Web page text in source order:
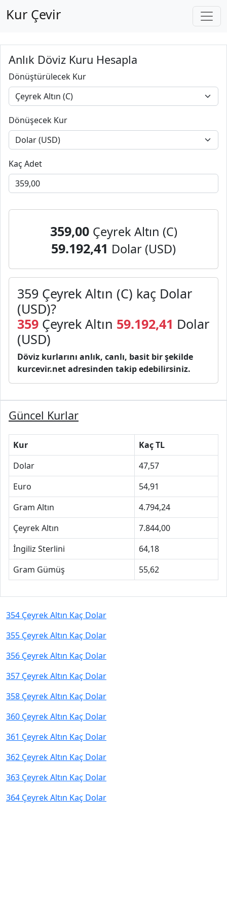
Kur Çevir
Anlık Döviz Kuru Hesapla
Dönüştürülecek Kur
Dönüşecek Kur
Kaç Adet
359,00 Çeyrek Altın (C)
59.192,41 Dolar (USD)
359 Çeyrek Altın (C) kaç Dolar
(USD)?
359 Çeyrek Altın 59.192,41 Dolar
(USD)
Döviz kurlarını anlık, canlı, basit bir şekilde
kurcevir.net adresinden takip edebilirsiniz.
Güncel Kurlar
Kur
Kaç TL
Dolar
47,57
Euro
54,91
Gram Altın
4.794,24
Çeyrek Altın
7.844,00
İngiliz Sterlini
64,18
Gram Gümüş
55,62
354 Çeyrek Altın Kaç Dolar
355 Çeyrek Altın Kaç Dolar
356 Çeyrek Altın Kaç Dolar
357 Çeyrek Altın Kaç Dolar
358 Çeyrek Altın Kaç Dolar
360 Çeyrek Altın Kaç Dolar
361 Çeyrek Altın Kaç Dolar
362 Çeyrek Altın Kaç Dolar
363 Çeyrek Altın Kaç Dolar
364 Çeyrek Altın Kaç Dolar